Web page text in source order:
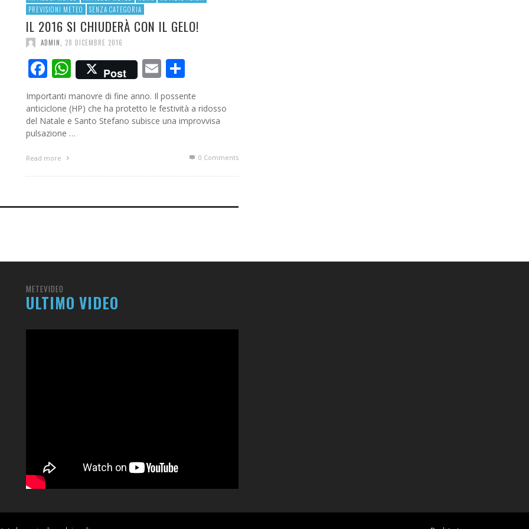
PREVISIONI METEO
SENZA CATEGORIA
IL 2016 SI CHIUDERÀ CON IL GELO!
ADMIN 28 DICEMBRE 2016
Facebook
WhatsApp
Post Email
Importanti manovre di fine anno. Il possente
anticiclone (HP) che ha protetto le festività a ridosso
del Natale e Santo Stefano subisce una improvvisa
pulsazione …
Read more 0 Comments
METEVIDEO
ULTIMO VIDEO